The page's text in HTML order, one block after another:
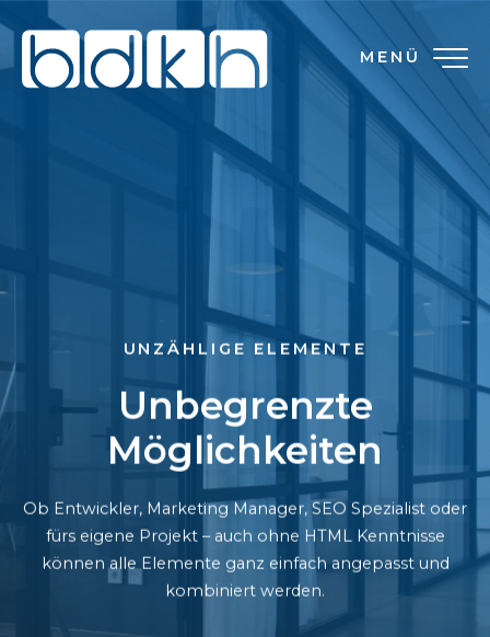
MENÜ
UNZÄHLIGE ELEMENTE
Unbegrenzte
Möglichkeiten
Ob Entwickler, Marketing Manager, SEO Spezialist oder
fürs eigene Projekt – auch ohne HTML Kenntnisse
können alle Elemente ganz einfach angepasst und
kombiniert werden.